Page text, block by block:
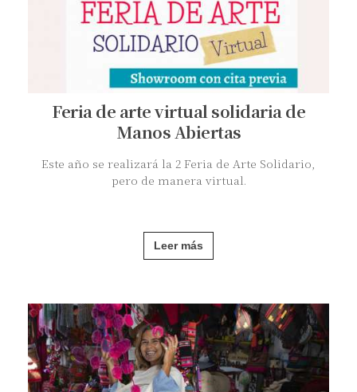
Feria de arte virtual solidaria de
Manos Abiertas
Este año se realizará la 2 Feria de Arte Solidario,
pero de manera virtual.
Leer más